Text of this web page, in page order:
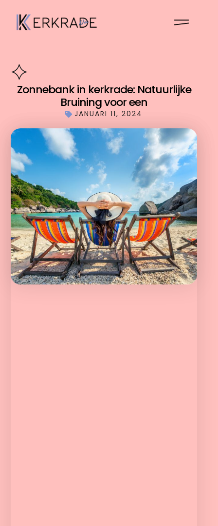
Zonnebank in kerkrade: Natuurlijke
Bruining voor een
JANUARI 11, 2024